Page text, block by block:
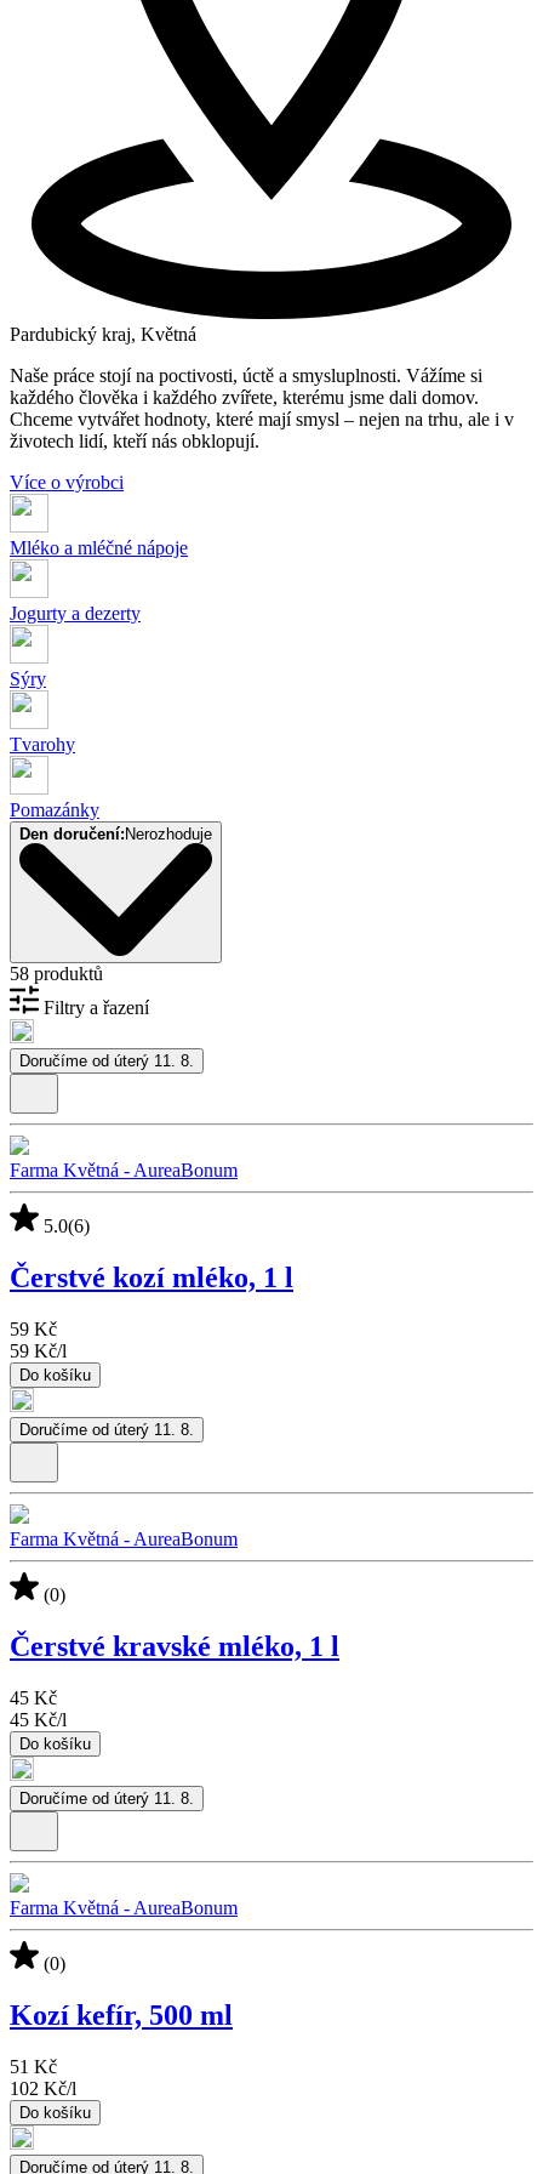
Pardubický kraj, Květná
Naše práce stojí na poctivosti, úctě a smysluplnosti. Vážíme si
každého člověka i každého zvířete, kterému jsme dali domov.
Chceme vytvářet hodnoty, které mají smysl – nejen na trhu, ale i v
životech lidí, kteří nás obklopují.
Více o výrobci
Mléko a mléčné nápoje
Jogurty a dezerty
Sýry
Tvarohy
Pomazánky
Den doručení: Nerozhoduje
58 produktů
Filtry a řazení
Doručíme od úterý 11. 8.
Farma Květná - AureaBonum
5.0(6)
Čerstvé kozí mléko, 1 l
59 Kč
59 Kč/l
Do košíku
Doručíme od úterý 11. 8.
Farma Květná - AureaBonum
(0)
Čerstvé kravské mléko, 1 l
45 Kč
45 Kč/l
Do košíku
Doručíme od úterý 11. 8.
Farma Květná - AureaBonum
(0)
Kozí kefír, 500 ml
51 Kč
102 Kč/l
Do košíku
Doručíme od úterý 11. 8.